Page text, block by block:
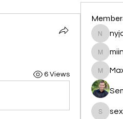
6 Views
nyjalik